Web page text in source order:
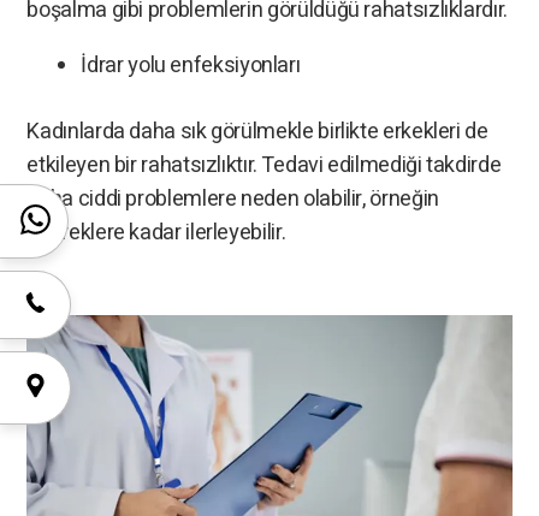
boşalma gibi problemlerin görüldüğü rahatsızlıklardır.
İdrar yolu enfeksiyonları
Kadınlarda daha sık görülmekle birlikte erkekleri de
etkileyen bir rahatsızlıktır. Tedavi edilmediği takdirde
daha ciddi problemlere neden olabilir, örneğin
böbreklere kadar ilerleyebilir.